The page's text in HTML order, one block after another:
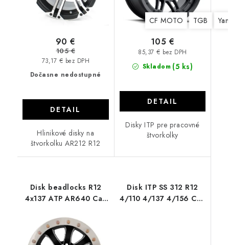
Dočasne nedostupné
73,17 € bez DPH
90 €
105 €
DETAIL
Hlinikové disky na
štvorkolku AR212 R12
CF MOTO TGB
Skladom (5 ks)
85,37 € bez DPH
105 €
DETAIL
Disky ITP pre pracovné
štvorkolky
Disk beadlocks R12
4x137 ATP AR640 Can
Disk ITP SS 312 R12
4/110 4/137 4/156 Can